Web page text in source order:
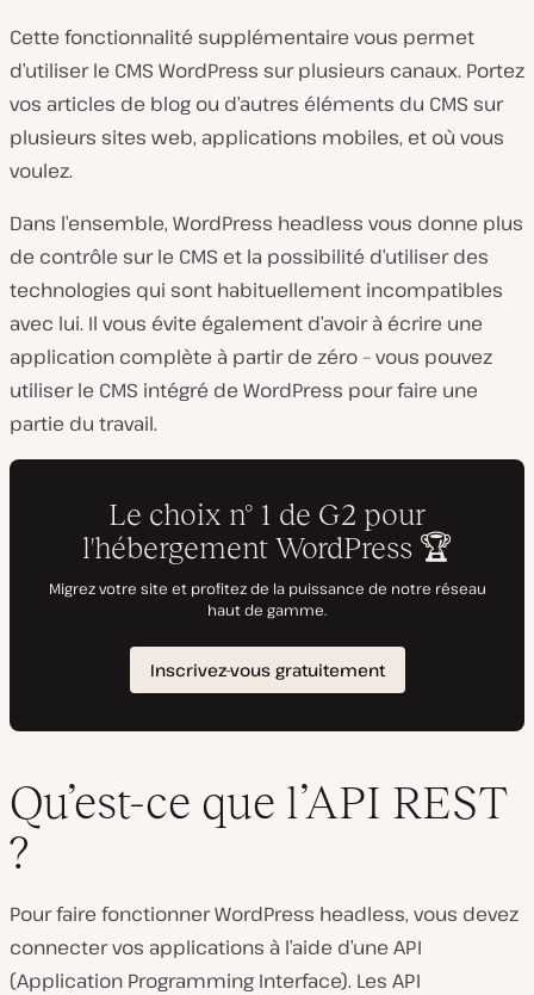
Cette fonctionnalité supplémentaire vous permet
d’utiliser le CMS WordPress sur plusieurs canaux. Portez
vos articles de blog ou d’autres éléments du CMS sur
plusieurs sites web, applications mobiles, et où vous
voulez.
Dans l’ensemble, WordPress headless vous donne plus
de contrôle sur le CMS et la possibilité d’utiliser des
technologies qui sont habituellement incompatibles
avec lui. Il vous évite également d’avoir à écrire une
application complète à partir de zéro – vous pouvez
utiliser le CMS intégré de WordPress pour faire une
partie du travail.
Qu’est-ce que l’API REST
?
Pour faire fonctionner WordPress headless, vous devez
connecter vos applications à l’aide d’une API
(Application Programming Interface). Les API